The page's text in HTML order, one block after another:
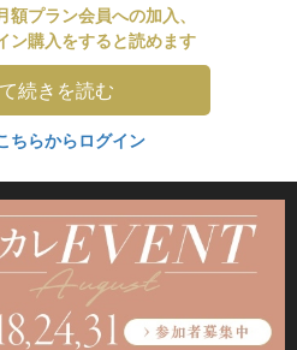
プラン会員への加入、
ン購入をすると読めます
続きを読む
ちらからログイン